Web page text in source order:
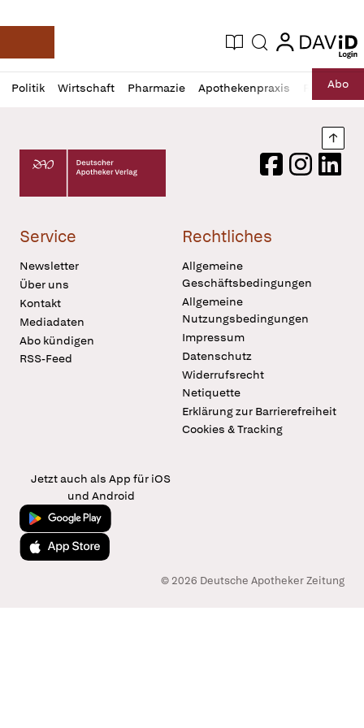
Deutsche Apotheker Zeitung
Aktuelle Ausgabe
Suche login
login
Politik Wirtschaft Pharmazie Apothekenpraxis RechtAbo
Profil
öffnen
Daz
Pur
Deutscher Apotheker Verlag Logo
FacebookInstagram
Service
Newsletter
Über uns
Kontakt
Mediadaten
Abo kündigen
RSS-Feed
Rechtliches
Allgemeine
Geschäftsbedingungen
Allgemeine
Nutzungsbedingungen
Impressum
Datenschutz
Widerrufsrecht
Netiquette
Erklärung zur Barrierefreiheit
Cookies & Tracking
Jetzt auch als App für iOS
und Android
Jetzt bei Google Play
Laden im App Store
© 2026 Deutsche Apotheker Zeitung